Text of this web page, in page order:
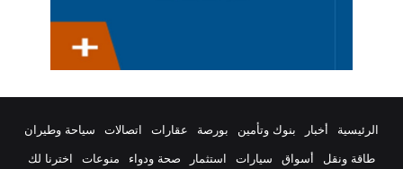
الرئيسية أخبار بنوك وتأمين بورصة عقارات اتصالات
سياحة وطيران
طاقة ونقل
أسواق سيارات استثمار صحة ودواء منوعات اخترنا لك